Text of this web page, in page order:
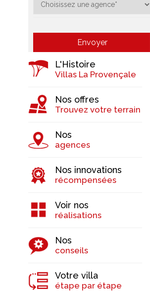
L'Histoire
Villas La Provençale
Nos offres
Trouvez votre terrain
Nos
agences
Nos innovations
récompensées
Voir nos
réalisations
Nos
conseils
Votre villa
étape par étape